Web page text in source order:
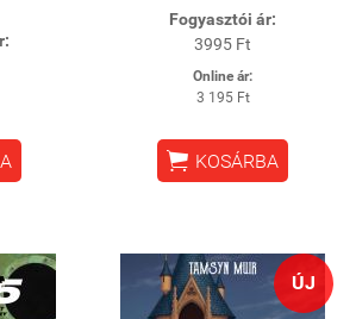
Fogyasztói ár:
3995 Ft
Online ár:
3 195 Ft
 KOSÁRBA
ÚJ